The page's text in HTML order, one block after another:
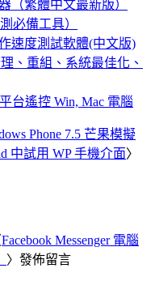
（繁體中文最新版）
必備工具）
速度測試軟體(中文版)
、重組、系統最佳化、
台遙控 Win, Mac 電腦
Phone 7.5 芒果模擬
中試用 WP 手機介面〉
Facebook Messenger 電腦
〉發佈留言